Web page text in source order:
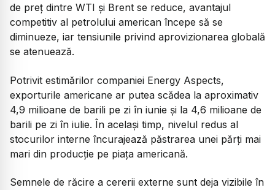
de preț dintre WTI și Brent se reduce, avantajul
competitiv al petrolului american începe să se
diminueze, iar tensiunile privind aprovizionarea globală
se atenuează.
Potrivit estimărilor companiei Energy Aspects,
exporturile americane ar putea scădea la aproximativ
4,9 milioane de barili pe zi în iunie și la 4,6 milioane de
barili pe zi în iulie. În același timp, nivelul redus al
stocurilor interne încurajează păstrarea unei părți mai
mari din producție pe piața americană.
Semnele de răcire a cererii externe sunt deja vizibile în